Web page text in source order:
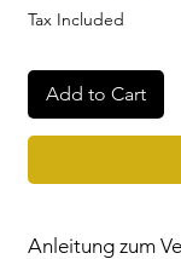
Price
Tax Included
Add to Cart
Anleitung zum